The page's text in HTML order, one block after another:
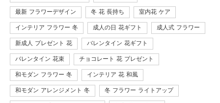
最新 フラワーデザイン 冬 花 長持ち 室内花 ケア
インテリア フラワー 冬 成人の日 花ギフト 成人式 フラワー
新成人 プレゼント 花 バレンタイン 花ギフト
バレンタイン 花束 チョコレート 花 プレゼント
和モダン フラワー 冬 インテリア 花 和風
和モダン アレンジメント 冬 冬 フラワー ライトアップ